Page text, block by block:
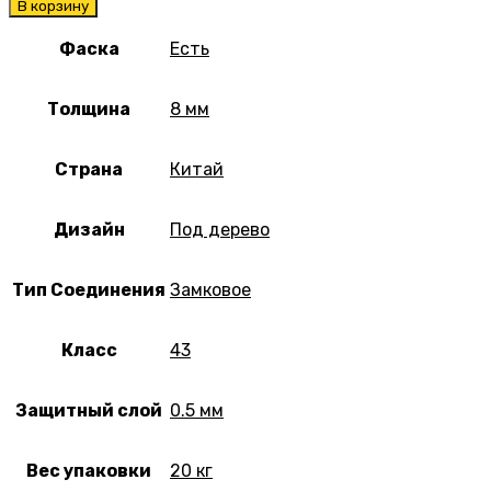
В корзину
Фаска Есть
Толщина 8 мм
Страна Китай
Дизайн Под дерево
Тип Соединения Замковое
Класс 43
Защитный слой 0.5 мм
Вес упаковки 20 кг